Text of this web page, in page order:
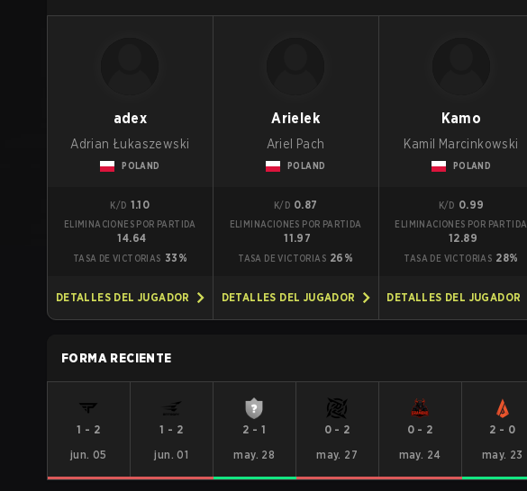
adex
Adrian Łukaszewski
POLAND
K/D 1.10
ELIMINACIONES POR PARTIDA
14.64
TASA DE VICTORIAS 33%
DETALLES DEL JUGADOR
Arielek
Ariel Pach
POLAND
K/D 0.87
ELIMINACIONES POR PARTIDA
11.97
TASA DE VICTORIAS 26%
DETALLES DEL JUGADOR
Kamo
Kamil Marcinkowski
POLAND
K/D 0.99
ELIMINACIONES POR PARTIDA
12.89
TASA DE VICTORIAS 28%
DETALLES DEL JUGADOR
FORMA RECIENTE
1 - 2
jun. 05
1 - 2
jun. 01
2 - 1
may. 28
0 - 2
may. 27
0- 2
may. 24
2 - 0
may. 23